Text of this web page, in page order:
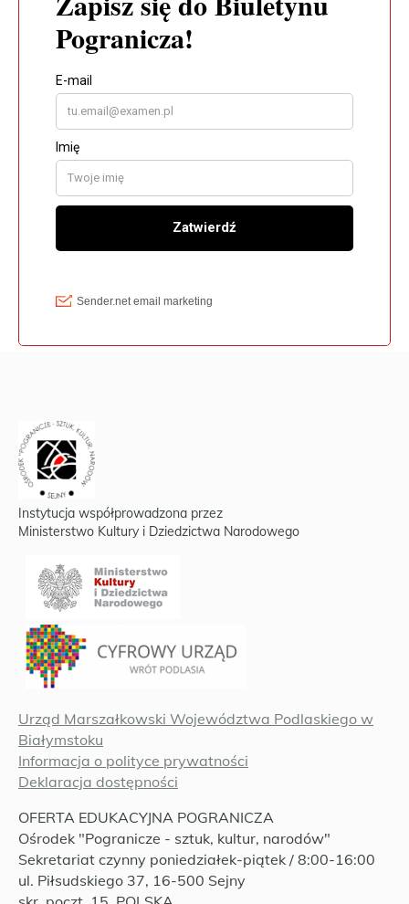
Instytucja współprowadzona przez
Ministerstwo Kultury i Dziedzictwa Narodowego
Urząd Marszałkowski Województwa Podlaskiego w
Białymstoku
Informacja o polityce prywatności
Deklaracja dostępności
OFERTA EDUKACYJNA POGRANICZA
Ośrodek "Pogranicze - sztuk, kultur, narodów"
Sekretariat czynny poniedziałek-piątek / 8:00-16:00
ul. Piłsudskiego 37, 16-500 Sejny